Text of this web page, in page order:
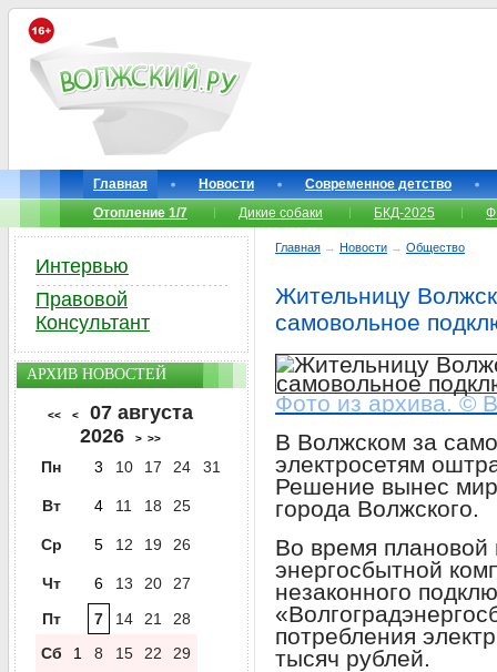
Главная Новости
Современное детство
Отопление 1/7
Дикие собаки БКД-2025
Главная → Новости → Общество
Жительницу
самовольное
Фото из архива. ©
В Волжском за
электросетям
Решение вынес
города Волжского.
Во время плановой
энергосбытной
незаконного
потребления
тысяч рублей.
Интервью
Правовой
Консультант
АРХИВ НОВОСТЕЙ
<< <
07 августа
2026
> >>
Пн 3 10 17 24 31
Вт 4 11 18 25
Ср 5 12 19 26
Чт 6 13 20
27
Пт
7 14 21
28
Сб
1 8 15 22 29